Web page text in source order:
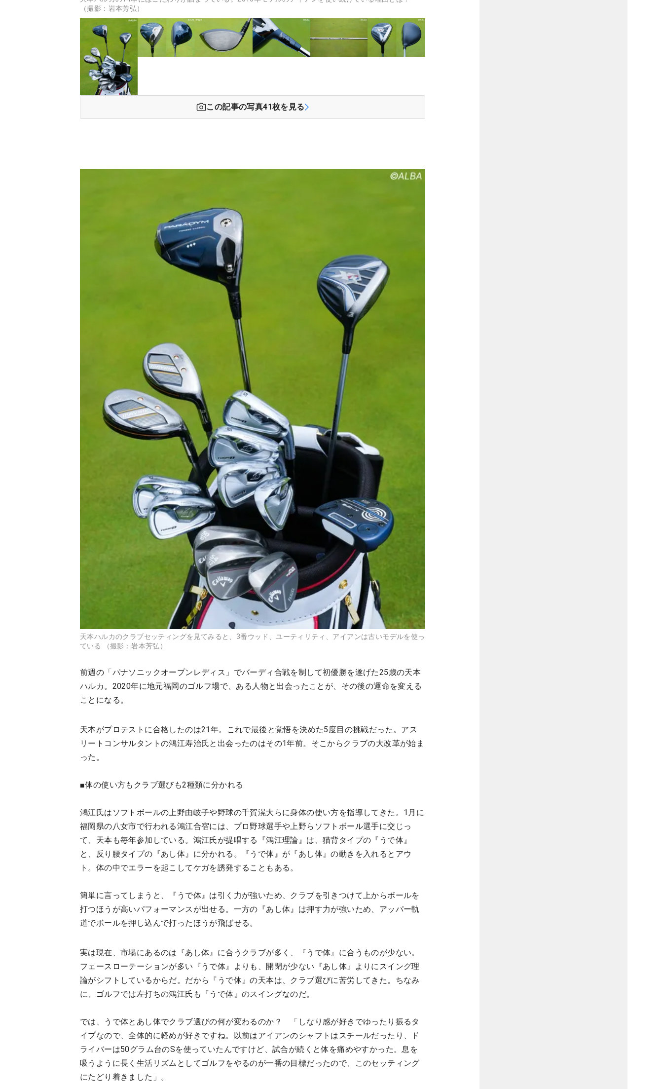
（撮影：岩本芳弘）
この記事の写真41枚を見る
天本ハルカのクラブセッティングを見てみると、3番ウッド、ユーティリティ、アイアンは古いモデルを使っ
ている （撮影：岩本芳弘）
前週の「パナソニックオープンレディス」でバーディ合戦を制して初優勝を遂げた25歳の天本
ハルカ。2020年に地元福岡のゴルフ場で、ある人物と出会ったことが、その後の運命を変える
ことになる。
天本がプロテストに合格したのは21年。これで最後と覚悟を決めた5度目の挑戦だった。アス
リートコンサルタントの鴻江寿治氏と出会ったのはその1年前。そこからクラブの大改革が始ま
った。
■体の使い方もクラブ選びも2種類に分かれる
鴻江氏はソフトボールの上野由岐子や野球の千賀滉大らに身体の使い方を指導してきた。1月に
福岡県の八女市で行われる鴻江合宿には、プロ野球選手や上野らソフトボール選手に交じっ
て、天本も毎年参加している。鴻江氏が提唱する『鴻江理論』は、猫背タイプの『うで体』
と、反り腰タイプの『あし体』に分かれる。『うで体』が『あし体』の動きを入れるとアウ
ト。体の中でエラーを起こしてケガを誘発することもある。
簡単に言ってしまうと、『うで体』は引く力が強いため、クラブを引きつけて上からボールを
打つほうが高いパフォーマンスが出せる。一方の『あし体』は押す力が強いため、アッパー軌
道でボールを押し込んで打ったほうが飛ばせる。
実は現在、市場にあるのは『あし体』に合うクラブが多く、『うで体』に合うものが少ない。
フェースローテーションが多い『うで体』よりも、開閉が少ない『あし体』よりにスイング理
論がシフトしているからだ。だから『うで体』の天本は、クラブ選びに苦労してきた。ちなみ
に、ゴルフでは左打ちの鴻江氏も『うで体』のスイングなのだ。
では、うで体とあし体でクラブ選びの何が変わるのか？ 「しなり感が好きでゆったり振るタ
イプなので、全体的に軽めが好きですね。以前はアイアンのシャフトはスチールだったり、ド
ライバーは50グラム台のSを使っていたんですけど、試合が続くと体を痛めやすかった。息を
吸うように長く生活リズムとしてゴルフをやるのが一番の目標だったので、このセッティング
にたどり着きました」。